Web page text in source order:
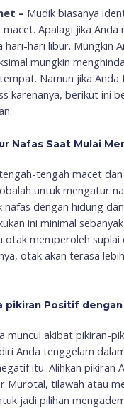
– Mudik biasanya
Apalagi jika Anda
hari-hari libur. Mungkin
mungkin
Namun jika
karenanya, berikut ini
Nafas Saat Mulai
tengah macet
untuk mengatur
nafas dengan hidung
ini minimal
otak memperoleh suplai
otak akan terasa
pikiran Positif
muncul akibat pikiran-
Anda tenggelam
itu. Alihkan pikiran
Murotal, tilawah atau
jadi pilihan